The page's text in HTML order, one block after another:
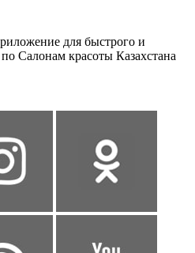
для быстрого и
Салонам красоты Казахстана